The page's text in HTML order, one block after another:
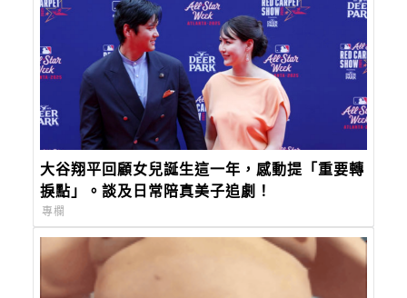
大谷翔平回顧女兒誕生這一年，感動提「重要轉
捩點」。談及日常陪真美子追劇！
專欄